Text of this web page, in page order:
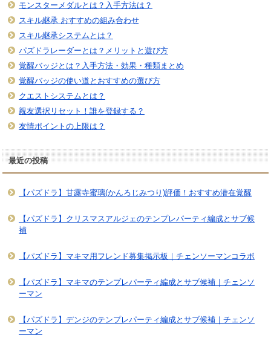
モンスターメダルとは？入手方法は？
スキル継承 おすすめの組み合わせ
スキル継承システムとは？
パズドラレーダーとは？メリットと遊び方
覚醒バッジとは？入手方法・効果・種類まとめ
覚醒バッジの使い道とおすすめの選び方
クエストシステムとは？
親友選択リセット！誰を登録する？
友情ポイントの上限は？
最近の投稿
【パズドラ】甘露寺蜜璃(かんろじみつり)評価！おすすめ潜在覚醒
【パズドラ】クリスマスアルジェのテンプレパーティ編成とサブ候
補
【パズドラ】マキマ用フレンド募集掲示板｜チェンソーマンコラボ
【パズドラ】マキマのテンプレパーティ編成とサブ候補｜チェンソ
ーマン
【パズドラ】デンジのテンプレパーティ編成とサブ候補｜チェンソ
ーマン